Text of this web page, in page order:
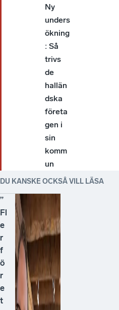
Ny
unders
ökning
: Så
trivs
de
hallän
dska
företa
gen i
sin
komm
un
DU KANSKE OCKSÅ VILL LÄSA
”
Fl
e
r
f
ö
r
e
t